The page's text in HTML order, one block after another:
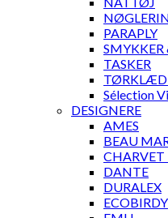
PARAPLY
TASKER
Sélection
DESIGNERE
AMES
BEAU
CHARVET
DANTE
DURALEX
ECOBIRDY